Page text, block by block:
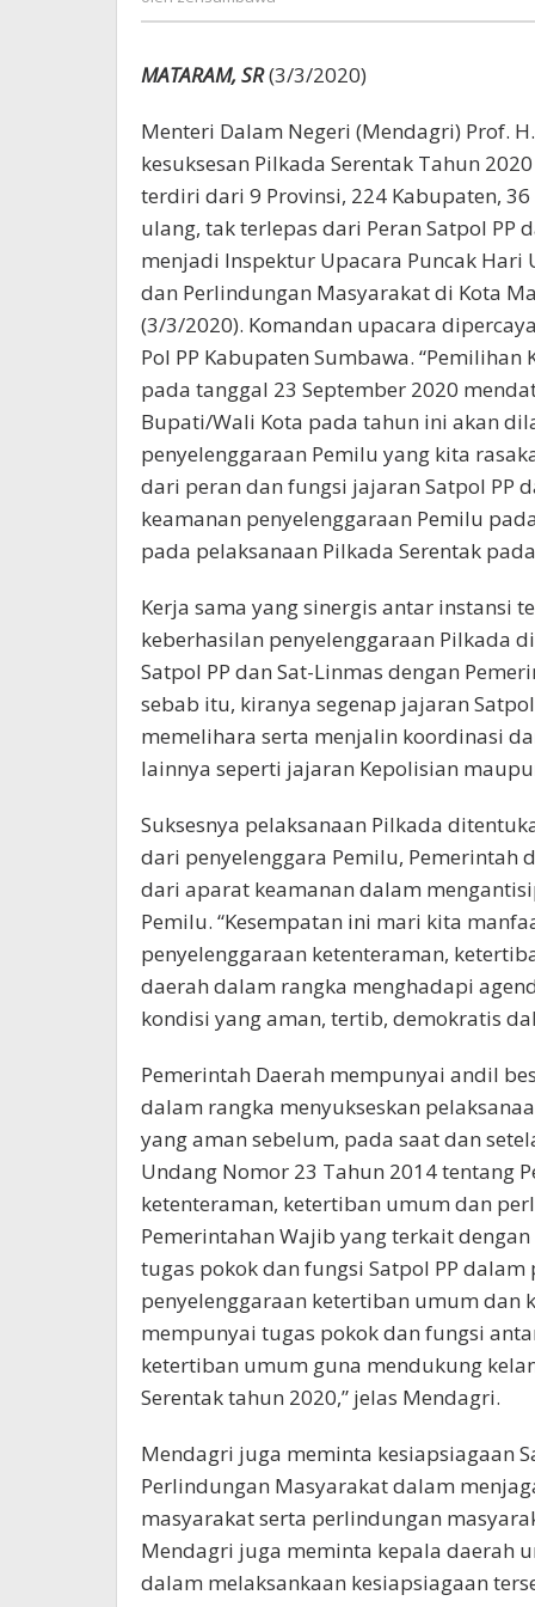
Linmas
MATARAM, SR(3/3/2020)
Menteri Dalam Negeri (Mendagri) Prof.
kesuksesan Pilkada Serentak Tahun
terdiri dari 9 Provinsi, 224 Kabupaten,
ulang, tak terlepas dari Peran Satpol PP
menjadi Inspektur Upacara Puncak Hari
dan Perlindungan Masyarakat di Kota
(3/3/2020). Komandan upacara
Pol PP Kabupaten Sumbawa.
pada tanggal 23 September 2020
Bupati/Wali Kota pada tahun ini akan
penyelenggaraan Pemilu yang kita
dari peran dan fungsi jajaran Satpol PP
keamanan penyelenggaraan Pemilu
pada pelaksanaan Pilkada Serentak
Kerja sama yang sinergis antar instansi
keberhasilan penyelenggaraan Pilkada
Satpol PP dan Sat-Linmas dengan
sebab itu, kiranya segenap jajaran
memelihara serta menjalin koordinasi
lainnya seperti jajaran Kepolisian
Suksesnya pelaksanaan Pilkada
dari penyelenggara Pemilu, Pemerintah
dari aparat keamanan dalam
Pemilu. “Kesempatan ini mari kita
penyelenggaraan ketenteraman,
daerah dalam rangka menghadapi
kondisi yang aman, tertib, demokratis
Pemerintah Daerah mempunyai andil
dalam rangka menyukseskan
yang aman sebelum, pada saat dan
Undang Nomor 23 Tahun 2014 tentang
ketenteraman, ketertiban umum dan
Pemerintahan Wajib yang terkait
tugas pokok dan fungsi Satpol PP dalam
penyelenggaraan ketertiban umum dan
mempunyai tugas pokok dan fungsi
ketertiban umum guna mendukung
Serentak tahun 2020,” jelas Mendagri.
Mendagri juga meminta kesiapsiagaan
Perlindungan Masyarakat dalam
masyarakat serta perlindungan
Mendagri juga meminta kepala daerah
dalam melaksankaan kesiapsiagaan